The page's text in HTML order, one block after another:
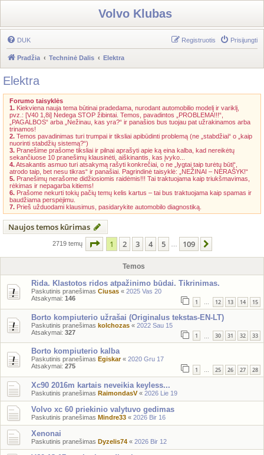
Volvo Klubas
DUK Prisijungti
Registruotis
Pradžia Techninė Dalis Elektra
Elektra
Forumo taisyklės
1. Kiekviena nauja tema būtinai pradedama, nurodant automobilio modelį ir variklį,
pvz.: [V40 1,8i] Nedega STOP žibintai. Temos, pavadintos „PROBLEMA!!!“,
„PAGALBOS“ arba „Nežinau, kas yra?“ ir panašios bus tuojau pat užrakinamos arba
trinamos!
2. Temos pavadinimas turi trumpai ir tiksliai apibūdinti problemą (ne „stabdžiai“ o „kaip
nuorinti stabdžių sistemą?“)
3. Pranešime prašome tiksliai ir pilnai aprašyti apie ką eina kalba, kad nereikėtų
sekančiuose 10 pranešimų klausinėti, aiškinantis, kas įvyko...
4.Atsakantis asmuo turi atsakymą rašyti konkrečiai, o ne „lygtai taip turėtų būti“,
atrodo taip, bet nesu tikras“ ir panašiai. Pagrindinė taisyklė: „NEŽINAI – NERAŠYK!“
5. Pranešimų nerašome didžiosiomis raidėmis!!! Tai traktuojama kaip triukšmavimas,
rėkimas ir nepagarba kitiems!
6. Prašome nekurti tokių pačių temų kelis kartus – tai bus traktuojama kaip spamas ir
baudžiama perspėjimu.
7. Prieš užduodami klausimus, pasidarykite automobilo diagnostiką.
Naujos temos kūrimas
2719 temų Puslapis 1iš 109
1 2 3 4 5 109
Temos
Rida. Klastotos ridos atpažinimo būdai. Tikrinimas.
Paskutinis pranešimas Ciusas « 2025 Vas 20
Atsakymai: 146 1 … 12 13 14 15
Borto kompiuterio užrašai (Originalus tekstas-EN-LT)
Paskutinis pranešimas kolchozas « 2022 Sau 15
Atsakymai: 327 1 30 31 32 33
Borto kompiuterio kalba
Paskutinis pranešimas Egiskar« 2020 Gru 17
Atsakymai: 275 1 … 25 26 27 28
Xc90 2016m kartais neveikia keyless...
Paskutinis pranešimas RaimondasV« 2026 Lie 19
Volvo xc 60 priekinio valytuvo gedimas
Paskutinis pranešimas Mindre33 « 2026 Bir 16
Xenonai
Paskutinis pranešimas Dyzelis74 « 2026 Bir 12